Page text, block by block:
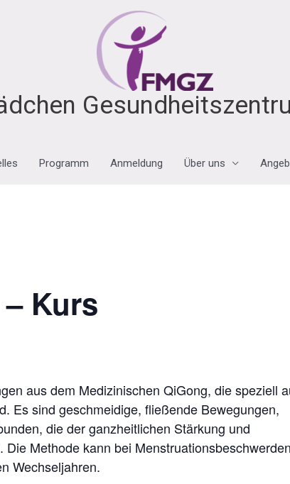
Programm Anmeldung Über uns
Kurs
aus dem Medizinischen QiGong, die speziell
Es sind geschmeidige, fließende Bewegungen,
die der ganzheitlichen Stärkung und
Methode kann bei Menstruationsbeschwerden
Wechseljahren.